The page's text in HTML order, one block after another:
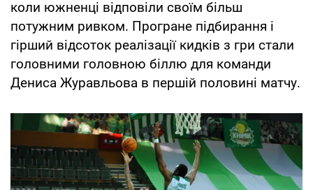
коли южненці відповіли своїм більш
потужним ривком. Програне підбирання і
гірший відсоток реалізації кидків з гри стали
головними головною біллю для команди
Дениса Журавльова в першій половині матчу.